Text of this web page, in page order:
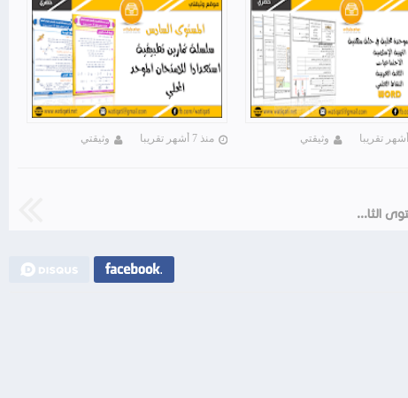
منذ 7 أشهر تقريبا وثيقتي وثيقتي
دليل الأستاذ مرشدي في اللغة العربية المستوى الثاني 2019